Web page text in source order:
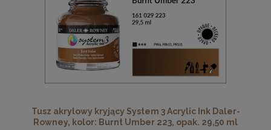
Tusz akrylowy kryjący System 3 Acrylic Ink Daler-
Rowney, kolor: Burnt Umber 223, opak. 29,50 ml